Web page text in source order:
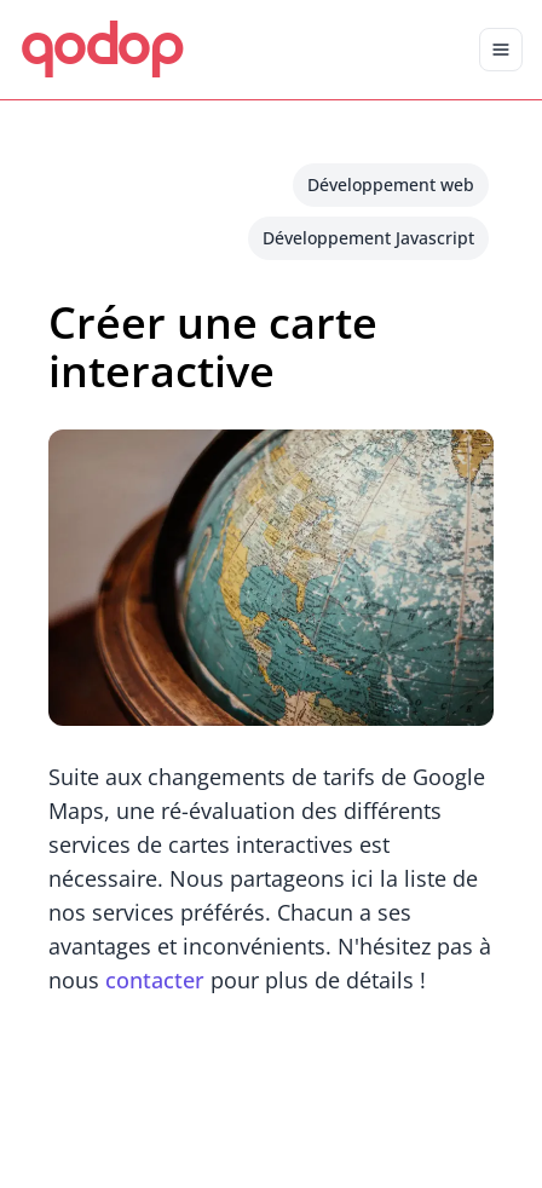
Aller au contenu principal
Aller au menu
qodop
Développement web
Développement Javascript
Créer une carte
interactive
Suite aux changements de tarifs de Google
Maps, une ré-évaluation des différents
services de cartes interactives est
nécessaire. Nous partageons ici la liste de
nos services préférés. Chacun a ses
avantages et inconvénients. N'hésitez pas à
nous contacter pour plus de détails !